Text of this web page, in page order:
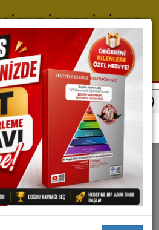
Süreyi Verimli Kullanma Rehberi
VERIMLI KULLANMA